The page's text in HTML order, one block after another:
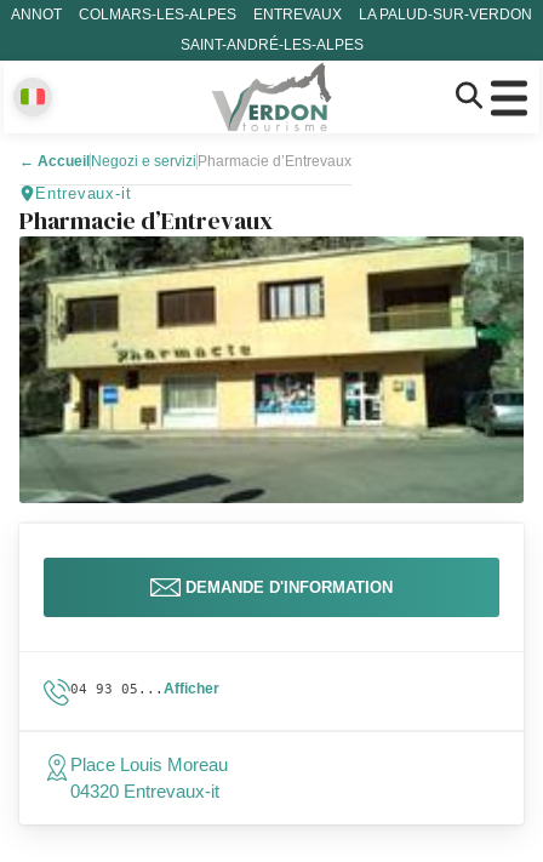
ANNOT COLMARS-LES-ALPES ENTREVAUX
LA PALUD-SUR-VERDON
SAINT-ANDRÉ-LES-ALPES
← Accueil Negozi e servizi Pharmacie d’Entrevaux
Entrevaux-it
Pharmacie d’Entrevaux
DEMANDE D'INFORMATION
04 93 05... Afficher
Place Louis Moreau
04320 Entrevaux-it